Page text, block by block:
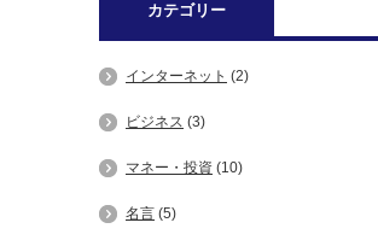
カテゴリー
インターネット (2)
ビジネス (3)
マネー・投資 (10)
名言 (5)